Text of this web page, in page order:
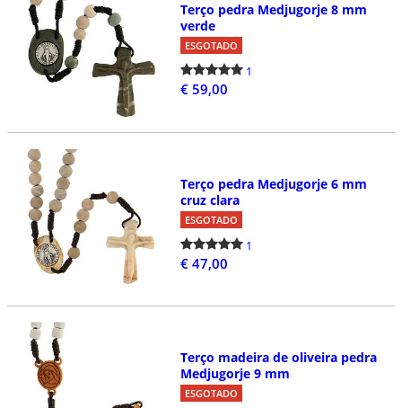
Terço pedra Medjugorje 8 mm
verde
ESGOTADO
1
€ 59,00
Terço pedra Medjugorje 6 mm
cruz clara
ESGOTADO
1
€ 47,00
Terço madeira de oliveira pedra
Medjugorje 9 mm
ESGOTADO